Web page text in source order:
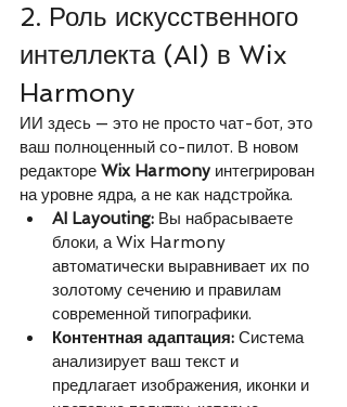
2. Роль искусственного
интеллекта (AI) в Wix
Harmony
ИИ здесь — это не просто чат-бот, это
ваш полноценный со-пилот. В новом
редакторе Wix Harmony интегрирован
на уровне ядра, а не как надстройка.
AI Layouting: Вы набрасываете
блоки, а Wix Harmony
автоматически выравнивает их по
золотому сечению и правилам
современной типографики.
Контентная адаптация: Система
анализирует ваш текст и
предлагает изображения, иконки и